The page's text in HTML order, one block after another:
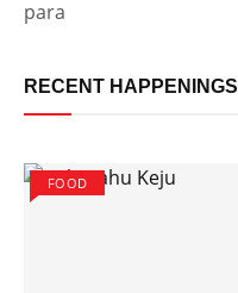
para
RECENT HAPPENINGS
FOOD